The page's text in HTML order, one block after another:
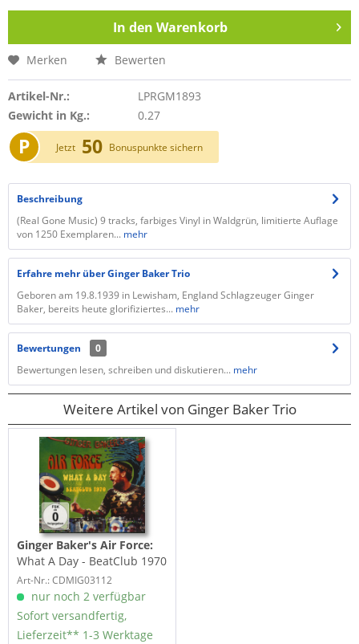
In den Warenkorb
Merken Bewerten
Artikel-Nr.:
LPRGM1893
Gewicht in Kg.:
0.27
P Jetzt 50 Bonuspunkte sichern
Beschreibung
(Real Gone Music) 9 tracks, farbiges Vinyl in Waldgrün, limitierte Auflage
von 1250 Exemplaren... mehr
Erfahre mehr über Ginger Baker Trio
Geboren am 19.8.1939 in Lewisham, England Schlagzeuger Ginger
Baker, bereits heute glorifiziertes... mehr
Bewertungen
0
Bewertungen lesen, schreiben und diskutieren... mehr
Weitere Artikel von Ginger Baker Trio
Ginger Baker's Air Force:
What A Day - BeatClub 1970
(CD +DVD)
Art-Nr.: CDMIG03112
nur noch 2 verfügbar
Sofort versandfertig,
Lieferzeit** 1-3 Werktage